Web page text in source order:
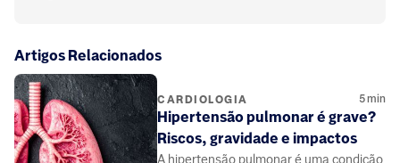
Artigos Relacionados
CARDIOLOGIA 5min
Hipertensão pulmonar é grave?
Riscos, gravidade e impactos
A hipertensão pulmonar é uma condição